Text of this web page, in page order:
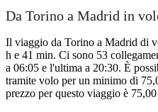
Da Torino a Madrid in
Il viaggio da Torino a Madrid di
h e 41 min. Ci sono 53
a 06:05 e l'ultima a 20:30. È
tramite volo per un minimo di
prezzo per questo viaggio è